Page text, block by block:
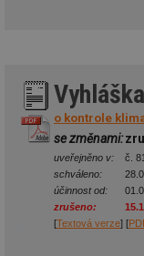
o kontrole
se změnami:
uveřejněno v:
č.
schváleno:
účinnost od:
zrušeno:
[Textová verze] [